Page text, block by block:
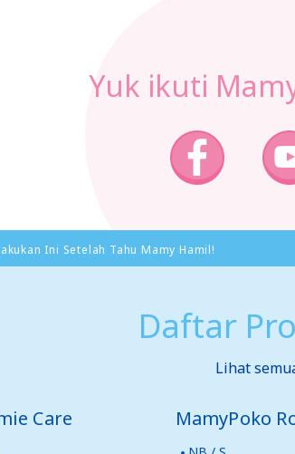
Yuk ikuti
Ini Setelah Tahu Mamy Hamil!
Daftar
Lihat
Care MamyPoko